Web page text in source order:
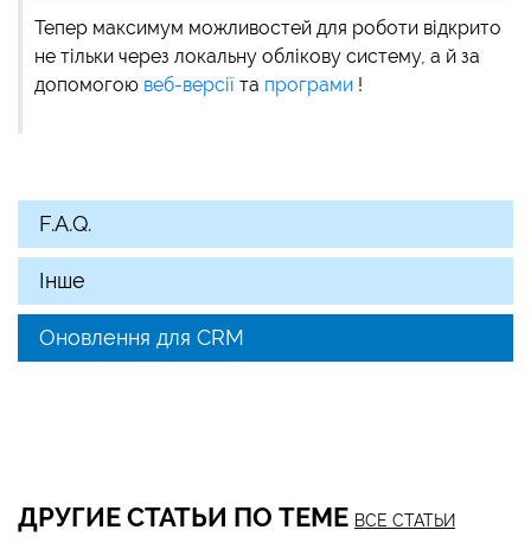
F.A.Q.
Інше
Оновлення для CRM
Тепер максимум можливостей для роботи відкрито
не тільки через локальну облікову систему, а й за
допомогою веб-версії та програми !
ДРУГИЕ СТАТЬИ ПО ТЕМЕ ВСЕ СТАТЬИ